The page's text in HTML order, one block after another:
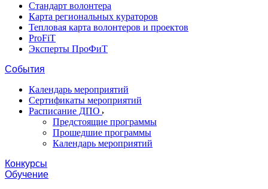
Стандарт волонтера
Карта региональных кураторов
Тепловая карта волонтеров и проектов
ProFiT
Эксперты ПроФиТ
События
Календарь мероприятий
Сертификаты мероприятий
Расписание ДПО
Предстоящие программы
Прошедшие программы
Календарь мероприятий
Конкурсы
Обучение